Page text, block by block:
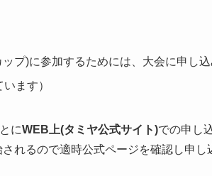
プ)に参加するためには、大会に申し
ます）
にWEB上(タミヤ公式サイト)での申し
れるので適時公式ページを確認し申し